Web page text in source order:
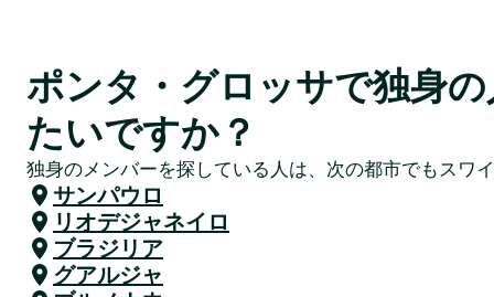
ポンタ・グロッサで独身
たいですか？
独身のメンバーを探している人は、次の都市でもスワイ
サンパウロ
リオデジャネイロ
ブラジリア
グアルジャ